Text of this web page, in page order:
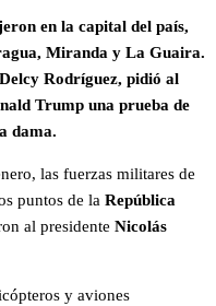
en la capital del país,
Miranda y La Guaira.
Rodríguez, pidió al
Trump una prueba de
dama.
las fuerzas militares de
puntos de la República
al presidente Nicolás
y aviones